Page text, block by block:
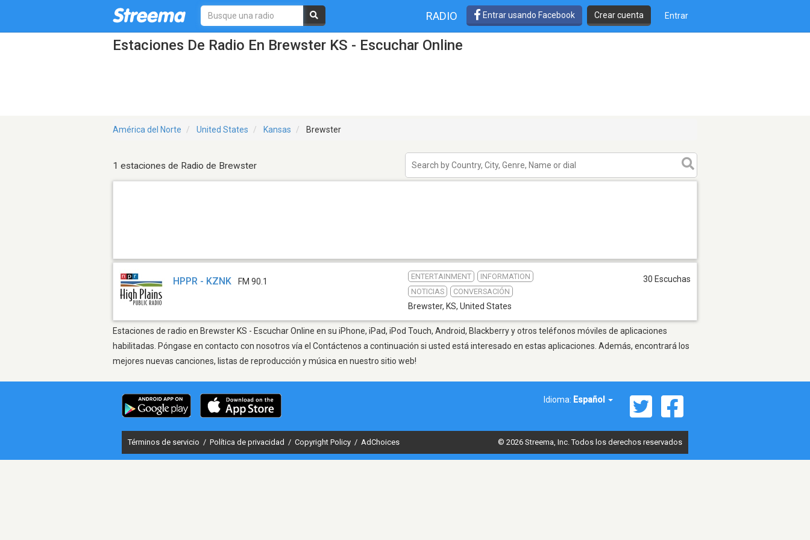
RADIO Entrar usando Facebook Crear cuenta Entrar
Estaciones De Radio En Brewster KS - Escuchar Online
América del Norte United States Kansas Brewster
1 estaciones de Radio de Brewster
HPPR - KZNK FM 90.1
ENTERTAINMENT
INFORMATION
NOTICIAS
CONVERSACIÓN
Brewster, KS, United States
30 Escuchas
Estaciones de radio en Brewster KS - Escuchar Online en su iPhone, iPad, iPod Touch, Android, Blackberry y otros teléfonos móviles de aplicaciones
habilitadas. Póngase en contacto con nosotros vía el Contáctenos a continuación si usted está interesado en estas aplicaciones. Además, encontrará los
mejores nuevas canciones, listas de reproducción y música en nuestro sitio web!
Idioma: Español
Términos de servicio / Política de privacidad / Copyright Policy / AdChoices © 2026 Streema, Inc. Todos los derechos reservados